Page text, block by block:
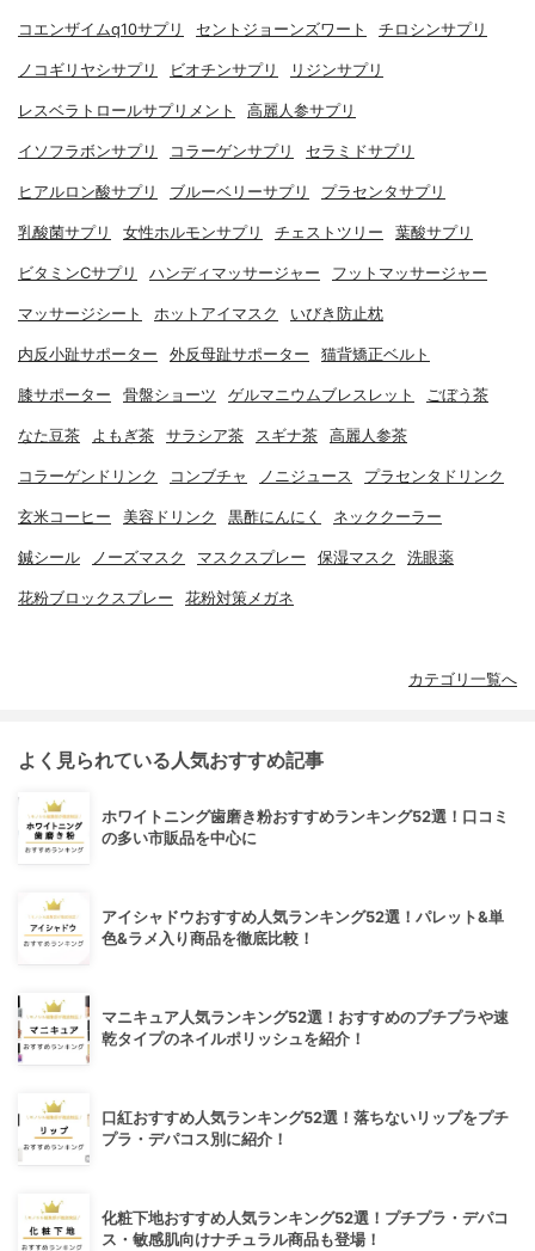
コエンザイムq10サプリ セントジョーンズワート チロシンサプリ
ノコギリヤシサプリ ビオチンサプリ リジンサプリ
レスベラトロールサプリメント 高麗人参サプリ
イソフラボンサプリ コラーゲンサプリ セラミドサプリ
ヒアルロン酸サプリ ブルーベリーサプリ プラセンタサプリ
乳酸菌サプリ 女性ホルモンサプリ チェストツリー 葉酸サプリ
ビタミンCサプリ ハンディマッサージャー フットマッサージャー
マッサージシート ホットアイマスク いびき防止枕
内反小趾サポーター 外反母趾サポーター 猫背矯正ベルト
膝サポーター 骨盤ショーツ ゲルマニウムブレスレット ごぼう茶
なた豆茶 よもぎ茶 サラシア茶 スギナ茶 高麗人参茶
コラーゲンドリンク コンブチャ ノニジュース プラセンタドリンク
玄米コーヒー 美容ドリンク 黒酢にんにく ネッククーラー
鍼シール ノーズマスク マスクスプレー 保湿マスク 洗眼薬
花粉ブロックスプレー 花粉対策メガネ
カテゴリ一覧へ
よく見られている人気おすすめ記事
ホワイトニング歯磨き粉おすすめランキング52選！口コミ
の多い市販品を中心に
アイシャドウおすすめ人気ランキング52選！パレット&単
色&ラメ入り商品を徹底比較！
マニキュア人気ランキング52選！おすすめのプチプラや速
乾タイプのネイルポリッシュを紹介！
口紅おすすめ人気ランキング52選！落ちないリップをプチ
プラ・デパコス別に紹介！
化粧下地おすすめ人気ランキング52選！プチプラ・デパコ
ス・敏感肌向けナチュラル商品も登場！